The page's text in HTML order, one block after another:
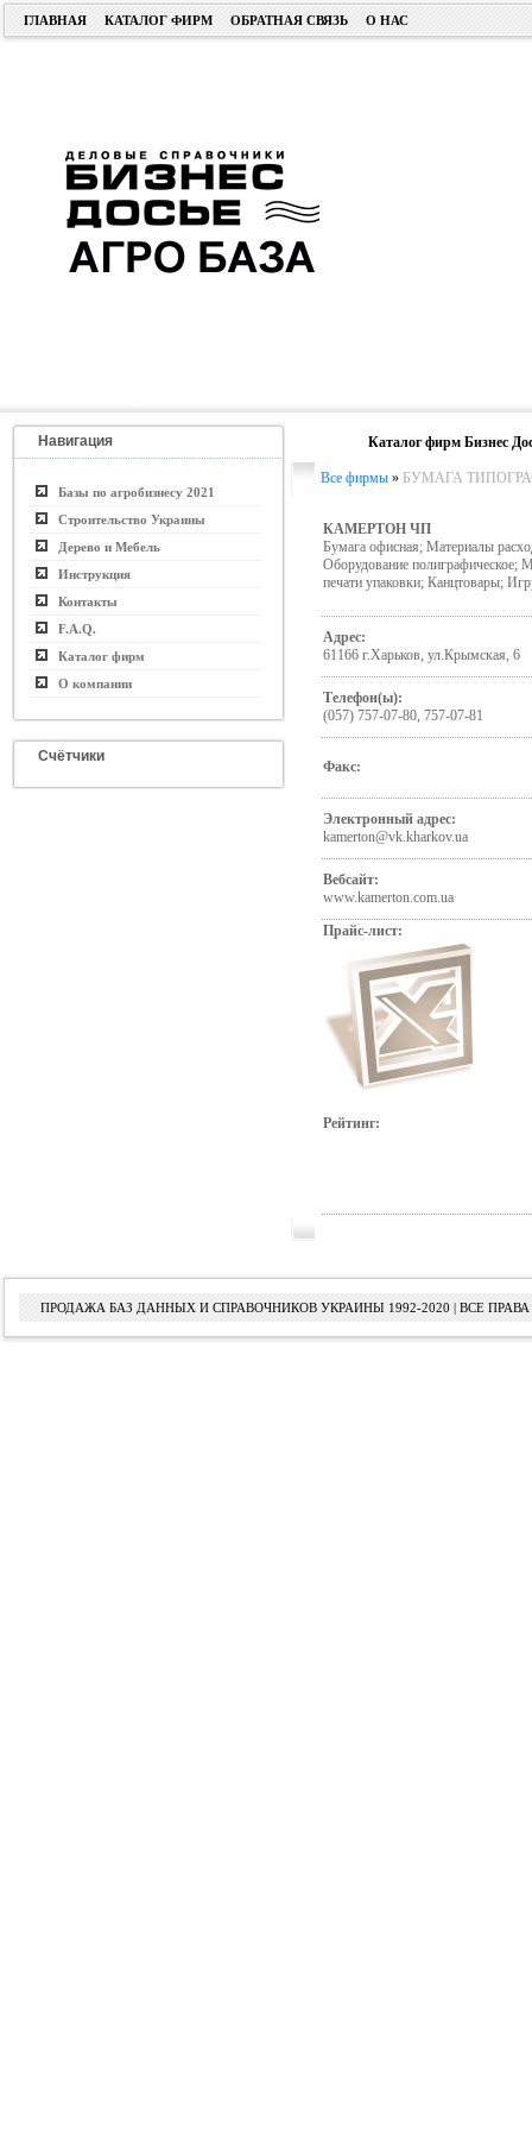
ГЛАВНАЯ КАТАЛОГ ФИРМ ОБРАТНАЯ СВЯЗЬ О НАС
Навигация
Базы по агробизнесу 2021
Строительство Украины
Дерево и Мебель
Инструкция
Контакты
F.A.Q.
Каталог фирм
О компании
Счётчики
Каталог фирм Бизнес
Все фирмы » БУМАГА
КАМЕРТОН ЧП
Бумага офисная; Материалы
Оборудование полиграфическое;
печати упаковки; Канцтовары;
Адрес:
61166 г.Харьков, ул.Крымская, 6
Телефон(ы):
(057) 757-07-80, 757-07-81
Факс:
Электронный адрес:
kamerton@vk.kharkov.ua
Вебсайт:
www.kamerton.com.ua
Прайс-лист:
Рейтинг:
ПРОДАЖА БАЗ ДАННЫХ И СПРАВОЧНИКОВ УКРАИНЫ 1992-2020 | ВСЕ